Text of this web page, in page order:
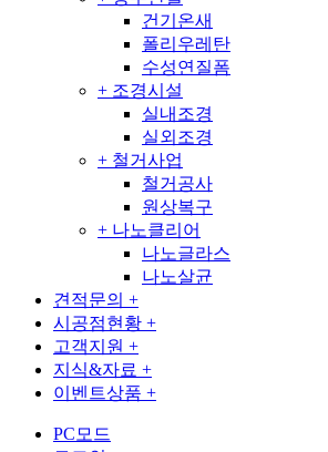
건기온새
폴리우레탄
수성연질폼
+ 조경시설
실내조경
실외조경
+ 철거사업
철거공사
원상복구
+ 나노클리어
나노글라스
나노살균
견적문의 +
시공점현황 +
고객지원 +
지식&자료 +
이벤트상품 +
PC모드